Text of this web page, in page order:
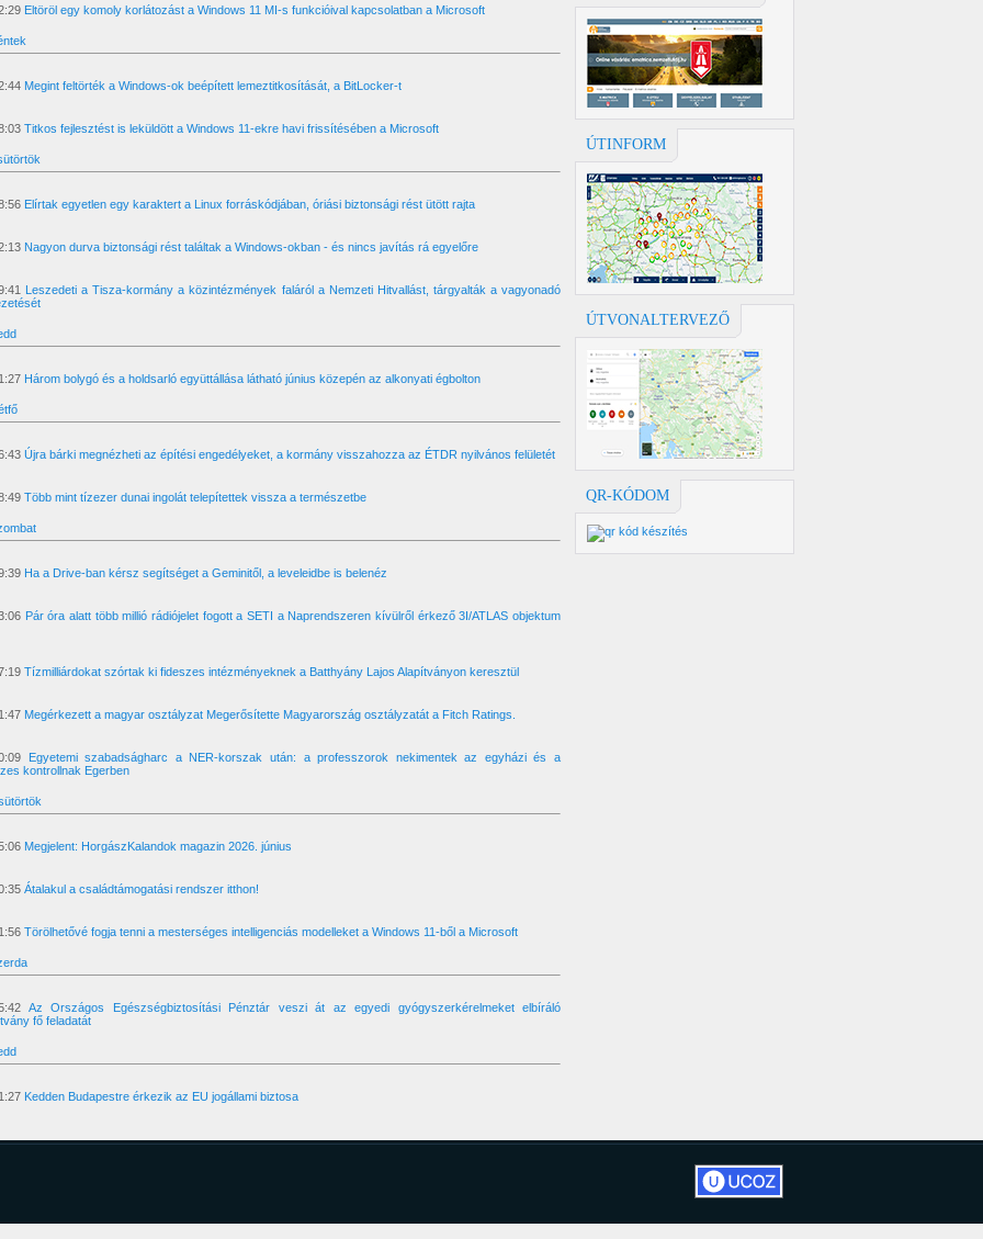
ÚTINFORM
ÚTVONALTERVEZŐ
QR-KÓDOM
Eltöröl egy komoly korlátozást a Windows 11 MI-s funkcióival kapcsolatban a Microsoft
Megint feltörték a Windows-ok beépített lemeztitkosítását, a BitLocker-t
Titkos fejlesztést is leküldött a Windows 11-ekre havi frissítésében a Microsoft
Elírtak egyetlen egy karaktert a Linux forráskódjában, óriási biztonsági rést ütött rajta
Nagyon durva biztonsági rést találtak a Windows-okban - és nincs javítás rá egyelőre
Leszedeti a Tisza-kormány a közintézmények faláról a Nemzeti Hitvallást, tárgyalták a vagyonadó
Három bolygó és a holdsarló együttállása látható június közepén az alkonyati égbolton
Újra bárki megnézheti az építési engedélyeket, a kormány visszahozza az ÉTDR nyilvános felületét
Több mint tízezer dunai ingolát telepítettek vissza a természetbe
Ha a Drive-ban kérsz segítséget a Geminitől, a leveleidbe is belenéz
Pár óra alatt több millió rádiójelet fogott a SETI a Naprendszeren kívülről érkező 3I/ATLAS objektum
Tízmilliárdokat szórtak ki fideszes intézményeknek a Batthyány Lajos Alapítványon keresztül
Megérkezett a magyar osztályzat Megerősítette Magyarország osztályzatát a Fitch Ratings.
Egyetemi szabadságharc a NER-korszak után: a professzorok nekimentek az egyházi és a
kontrollnak Egerben
Megjelent: HorgászKalandok magazin 2026. június
Átalakul a családtámogatási rendszer itthon!
Törölhetővé fogja tenni a mesterséges intelligenciás modelleket a Windows 11-ből a Microsoft
Az Országos Egészségbiztosítási Pénztár veszi át az egyedi gyógyszerkérelmeket elbíráló
fő feladatát
Kedden Budapestre érkezik az EU jogállami biztosa